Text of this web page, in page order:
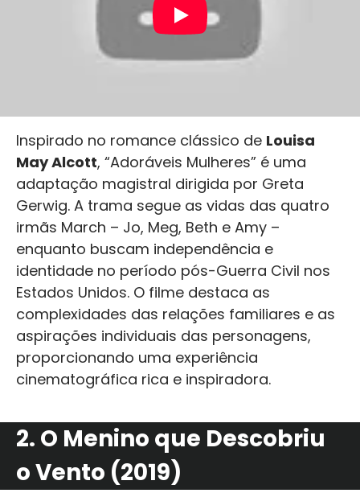
Inspirado no romance clássico de Louisa
May Alcott, “Adoráveis Mulheres” é uma
adaptação magistral dirigida por Greta
Gerwig. A trama segue as vidas das quatro
irmãs March – Jo, Meg, Beth e Amy –
enquanto buscam independência e
identidade no período pós-Guerra Civil nos
Estados Unidos. O filme destaca as
complexidades das relações familiares e as
aspirações individuais das personagens,
proporcionando uma experiência
cinematográfica rica e inspiradora.
2. O Menino que Descobriu
o Vento (2019)